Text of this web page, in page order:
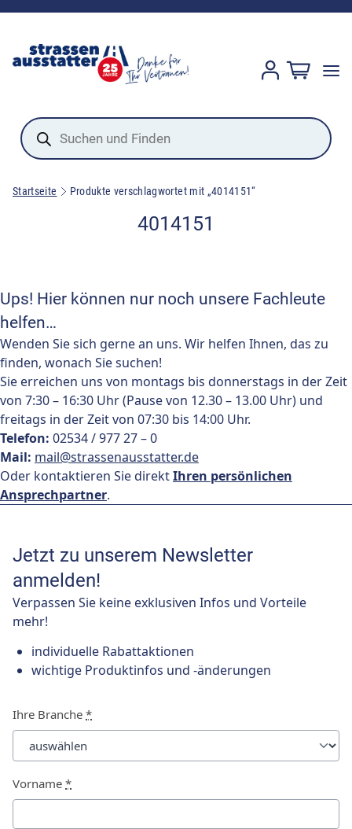
Products
search
Startseite Produkte verschlagwortet mit „4014151“
4014151
Ups! Hier können nur noch unsere Fachleute
helfen…
Wenden Sie sich gerne an uns. Wir helfen Ihnen, das zu
finden, wonach Sie suchen!
Sie erreichen uns von montags bis donnerstags in der Zeit
von 7:30 – 16:30 Uhr (Pause von 12.30 – 13.00 Uhr) und
freitags in der Zeit von 07:30 bis 14:00 Uhr.
Telefon: 02534 / 977 27 – 0
Mail: mail@strassenausstatter.de
Oder kontaktieren Sie direktIhren persönlichen
Ansprechpartner.
Jetzt zu unserem Newsletter
anmelden!
Verpassen Sie keine exklusiven Infos und Vorteile
mehr!
individuelle Rabattaktionen
wichtige Produktinfos und -änderungen
Ihre Branche *
Vorname *